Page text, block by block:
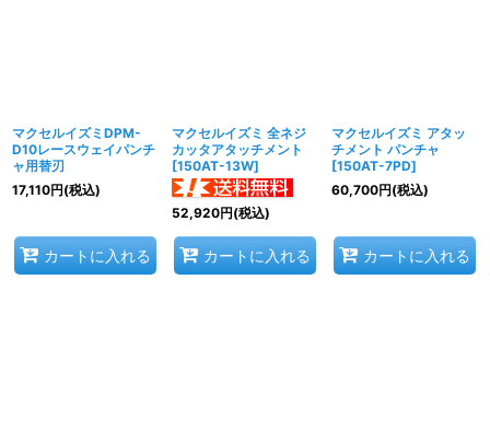
マクセルイズミDPM-
D10レースウェイパンチ
ャ用替刃
17,110円(税込)
カートに入れる
マクセルイズミ 全ネジ
カッタアタッチメント
[150AT-13W]
52,920円(税込)
カートに入れる
マクセルイズミ アタッ
チメント パンチャ
[150AT-7PD]
60,700円(税込)
カートに入れる